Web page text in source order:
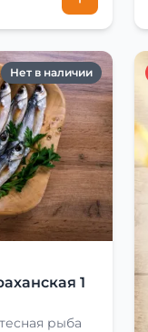
Нет в наличии
1
рыба